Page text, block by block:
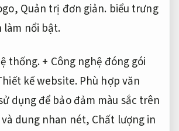
Quản trị đơn giản. biểu trưng
làm nổi bật.
thống.+ Công nghệ đóng gói
kế website. Phù hợp văn
dụng để bảo đảm màu sắc trên
dung nhan nét, Chất lượng in